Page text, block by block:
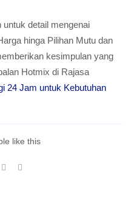
detail mengenai
hinga Pilihan Mutu dan
kesimpulan yang
Hotmix di Rajasa
24 Jam untuk Kebutuhan
like this